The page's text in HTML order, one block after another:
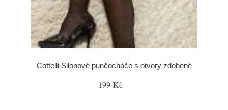
Cottelli Silonové punčocháče s otvory zdobené
199 Kč